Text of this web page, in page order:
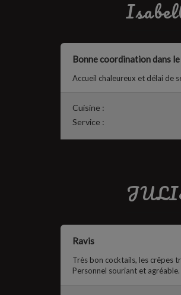
Bonne coordination dans
Accueil chaleureux et délai de
Cuisine :
Service :
Ravis
Très bon cocktails, les crêpes
Personnel souriant et agréable.